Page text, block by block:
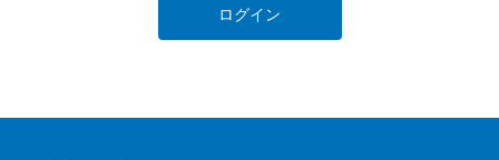
ログイン